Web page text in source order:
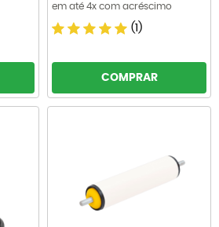
em até 4x com acréscimo
(1)
COMPRAR